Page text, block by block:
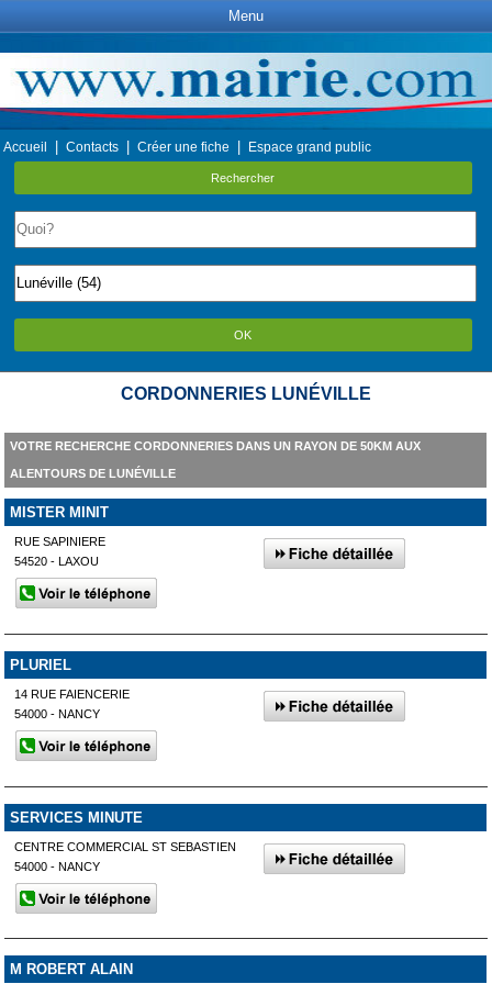
Menu
Accueil Contacts Créer une fiche Espace grand public
Rechercher
OK
CORDONNERIES LUNÉVILLE
VOTRE RECHERCHE CORDONNERIES DANS UN RAYON DE 50KM AUX
ALENTOURS DE LUNÉVILLE
MISTER MINIT
RUE SAPINIERE
54520 - LAXOU
PLURIEL
14 RUE FAIENCERIE
54000 - NANCY
SERVICES MINUTE
CENTRE COMMERCIAL ST SEBASTIEN
54000 - NANCY
M ROBERT ALAIN